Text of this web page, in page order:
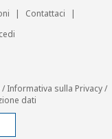
| Contattaci
|
/Informativa sulla Privacy/
dati